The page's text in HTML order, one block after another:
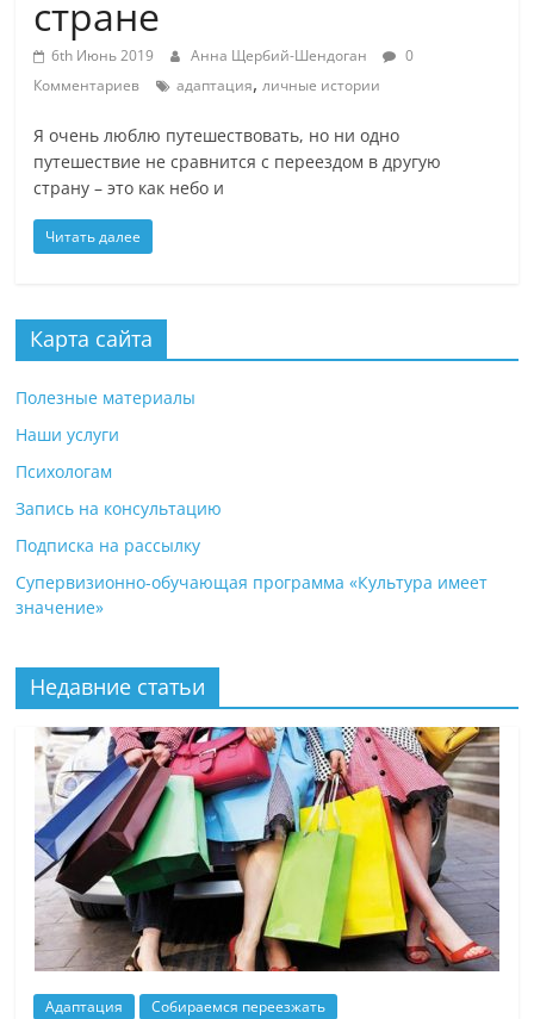
стране
6th Июнь 2019 Анна Щербий-Шендоган
0
Комментариев
адаптация,личные истории
Я очень люблю путешествовать, но ни одно
путешествие не сравнится с переездом в другую
страну – это как небо и
Читать далее
Карта сайта
Полезные материалы
Наши услуги
Психологам
Запись на консультацию
Подписка на рассылку
Супервизионно-обучающая программа «Культура имеет
значение»
Недавние статьи
Адаптация Собираемся переезжать